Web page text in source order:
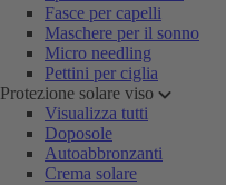
Fasce per capelli
Maschere per il sonno
Micro needling
Pettini per ciglia
Protezione solare viso
Visualizza tutti
Doposole
Autoabbronzanti
Crema solare